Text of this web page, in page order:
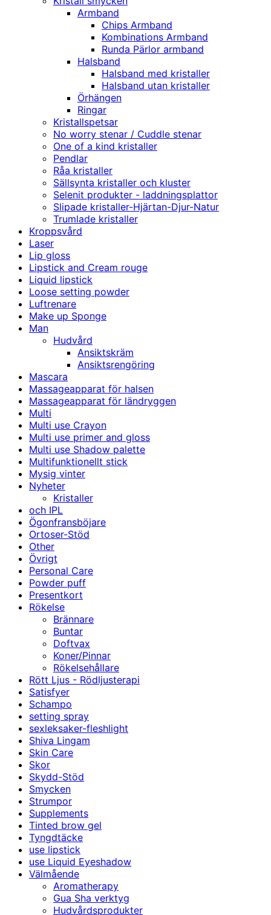
Armband
Chips Armband
Kombinations Armband
Runda Pärlor armband
Halsband
Halsband med kristaller
Halsband utan kristaller
Örhängen
Ringar
Kristallspetsar
No worry stenar / Cuddle stenar
One of a kind kristaller
Pendlar
Råa kristaller
Sällsynta kristaller och kluster
Selenit produkter - laddningsplattor
Slipade kristaller-Hjärtan-Djur-Natur
Trumlade kristaller
Kroppsvård
Laser
Lip gloss
Lipstick and Cream rouge
Liquid lipstick
Loose setting powder
Luftrenare
Make up Sponge
Man
Hudvård
Ansiktskräm
Ansiktsrengöring
Mascara
Massageapparat för halsen
Massageapparat för ländryggen
Multi
Multi use Crayon
Multi use primer and gloss
Multi use Shadow palette
Multifunktionellt stick
Mysig vinter
Nyheter
Kristaller
och IPL
Ögonfransböjare
Ortoser-Stöd
Other
Övrigt
Personal Care
Powder puff
Presentkort
Rökelse
Brännare
Buntar
Doftvax
Koner/Pinnar
Rökelsehållare
Rött Ljus - Rödljusterapi
Satisfyer
Schampo
setting spray
sexleksaker-fleshlight
Shiva Lingam
Skin Care
Skor
Skydd-Stöd
Smycken
Strumpor
Supplements
Tinted brow gel
Tyngdtäcke
use lipstick
use Liquid Eyeshadow
Välmående
Aromatherapy
Gua Sha verktyg
Hudvårdsprodukter